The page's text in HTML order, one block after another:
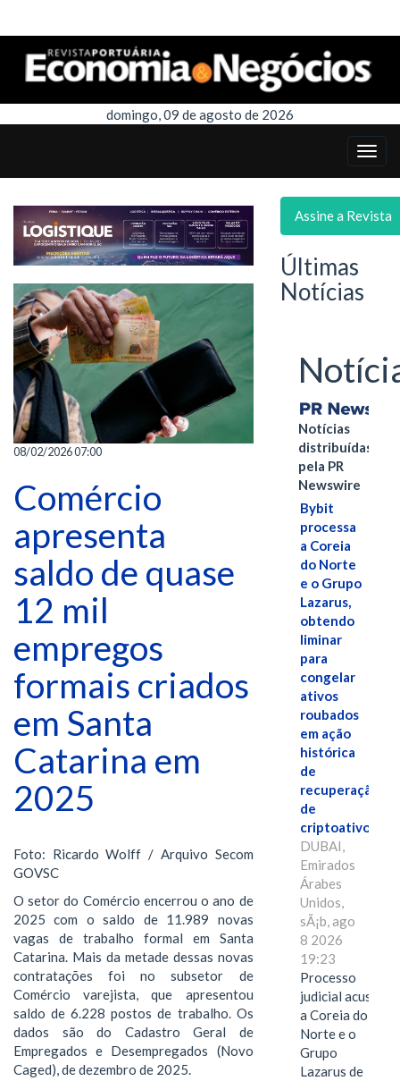
domingo, 09 de agosto de 2026
08/02/2026 07:00
Comércio
apresenta
saldo de quase
12 mil
empregos
formais criados
em Santa
Catarina em
2025
Foto: Ricardo Wolff / Arquivo Secom
GOVSC
O setor do Comércio encerrou o ano de
2025 com o saldo de 11.989 novas
vagas de trabalho formal em Santa
Catarina. Mais da metade dessas novas
contratações foi no subsetor de
Comércio varejista, que apresentou
saldo de 6.228 postos de trabalho. Os
dados são do Cadastro Geral de
Empregados e Desempregados (Novo
Caged), de dezembro de 2025.
Assine a Revista
Últimas
Notícias
Notícias
distribuídas
pela PR
Newswire
Bybit
processa
a Coreia
do Norte
e o Grupo
Lazarus,
obtendo
liminar
para
congelar
ativos
roubados
em ação
histórica
de
recuperação
de
criptoativos
DUBAI,
Emirados
Árabes
Unidos,
sÃ¡b, ago
8 2026
19:23
Processo
judicial acusa
a Coreia do
Norte e o
Grupo
Lazarus de